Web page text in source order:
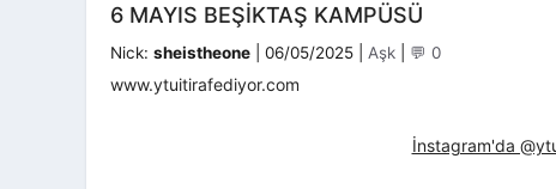
6 MAYIS BEŞIKTAŞ KAMPÜSÜ
Nick: sheistheone 06/05/2025 Kategoriler
Aşk 💬 0
www.ytuitirafediyor.com
İnstagram'da